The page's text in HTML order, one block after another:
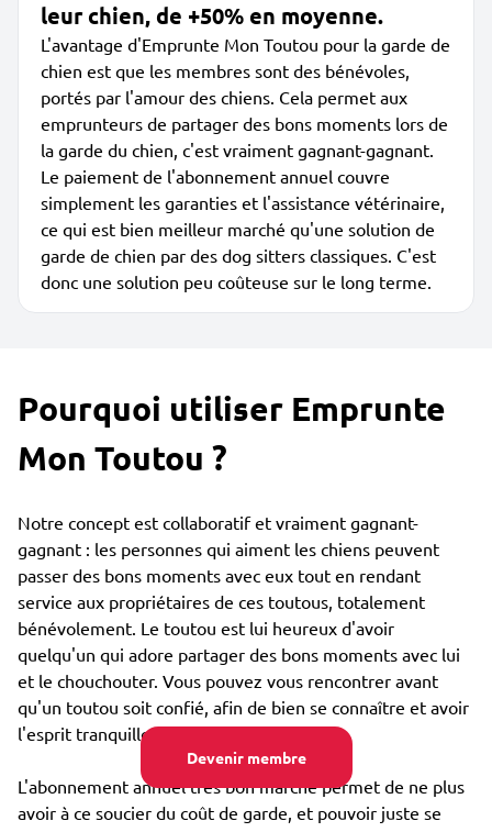
Devenir membre
leur chien, de +50% en moyenne.
L'avantage d'Emprunte Mon Toutou pour la garde de
chien est que les membres sont des bénévoles,
portés par l'amour des chiens. Cela permet aux
emprunteurs de partager des bons moments lors de
la garde du chien, c'est vraiment gagnant-gagnant.
Le paiement de l'abonnement annuel couvre
simplement les garanties et l'assistance vétérinaire,
ce qui est bien meilleur marché qu'une solution de
garde de chien par des dog sitters classiques. C'est
donc une solution peu coûteuse sur le long terme.
Pourquoi utiliser Emprunte
Mon Toutou ?
Notre concept est collaboratif et vraiment gagnant-
gagnant : les personnes qui aiment les chiens peuvent
passer des bons moments avec eux tout en rendant
service aux propriétaires de ces toutous, totalement
bénévolement. Le toutou est lui heureux d'avoir
quelqu'un qui adore partager des bons moments avec lui
et le chouchouter. Vous pouvez vous rencontrer avant
qu'un toutou soit confié, afin de bien se connaître et avoir
l'esprit tranquille.
L'abonnement annuel très bon marché permet de ne plus
avoir à ce soucier du coût de garde, et pouvoir juste se